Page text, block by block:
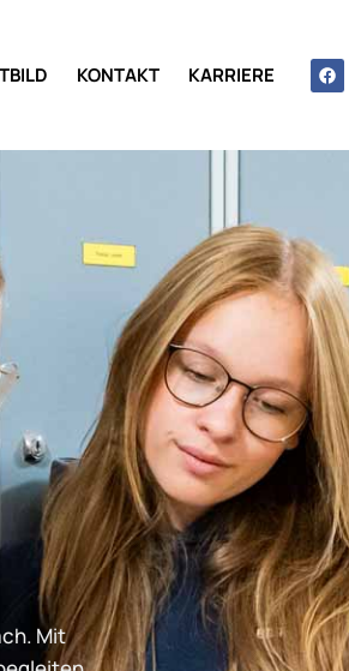
KONTAKT KARRIERE
Mit